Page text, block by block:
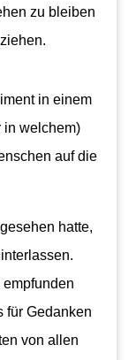
zu bleiben
in einem
in welchem)
auf die
hatte,
für Gedanken
von allen